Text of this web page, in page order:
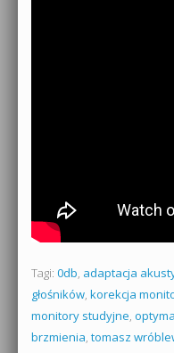
Tagi: 0db, adaptacja
głośników, korekcja
monitory studyjne,
brzmienia, tomasz